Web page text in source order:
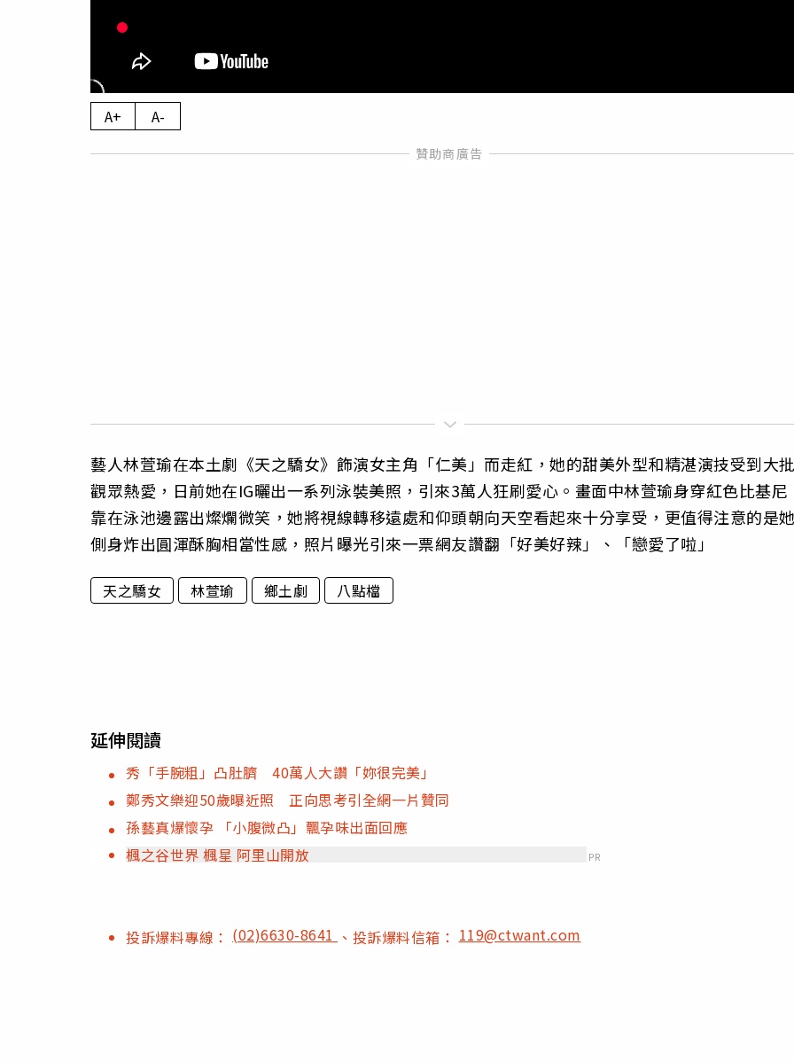
A+ A-
藝人林萱瑜在本土劇《天之驕女》飾演女主角「仁美」而走紅，她的甜美外型和精湛演技受到大批
觀眾熱愛，日前她在IG曬出一系列泳裝美照，引來3萬人狂刷愛心。畫面中林萱瑜身穿紅色比基尼
靠在泳池邊露出燦爛微笑，她將視線轉移遠處和仰頭朝向天空看起來十分享受，更值得注意的是她
側身炸出圓渾酥胸相當性感，照片曝光引來一票網友讚翻「好美好辣」、「戀愛了啦」
天之驕女 林萱瑜 鄉土劇 八點檔
延伸閱讀
秀「手腕粗」凸肚臍 40萬人大讚「妳很完美」
鄭秀文樂迎50歲曝近照 正向思考引全網一片贊同
孫藝真爆懷孕 「小腹微凸」飄孕味出面回應
楓之谷世界 楓星 阿里山開放
PR
投訴爆料專線： (02)6630-8641 、投訴爆料信箱：119@ctwant.com